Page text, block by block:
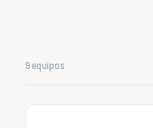
9 equipos